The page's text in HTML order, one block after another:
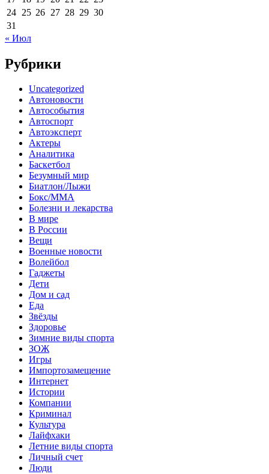
24 25 26 27 28 29 30
31
« Июл
Рубрики
Uncategorized
Автоновости
Автособытия
Автоспорт
Автоэксперт
Актеры
Аналитика
Баскетбол
Безумный мир
Биатлон/Лыжи
Бокс/MMA
Болезни и лекарства
В мире
В России
Вещи
Военные новости
Волейбол
Гаджеты
Дети
Дом и сад
Еда
Звёзды
Здоровье
Зимние виды спорта
ЗОЖ
Игры
Импортозамещение
Интернет
Истории
Компании
Криминал
Культура
Лайфхаки
Летние виды спорта
Личный счет
Люди